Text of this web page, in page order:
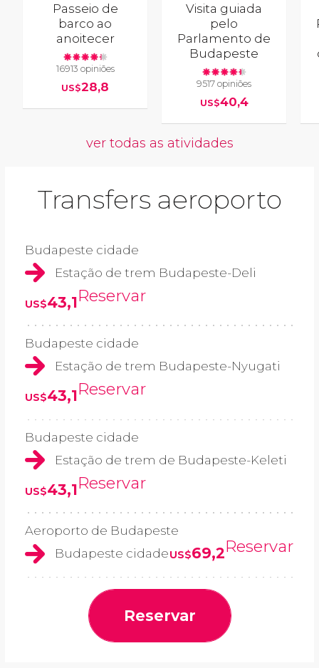
Passeio de
barco ao
anoitecer
16913 opiniões
US$28,8
Visita guiada
pelo
Parlamento de
Budapeste
9517 opiniões
US$40,4
ver todas as atividades
Transfers aeroporto
Budapeste cidade
Estação de trem Budapeste-Deli
US$43,1Reservar
Budapeste cidade
Estação de trem Budapeste-Nyugati
US$43,1Reservar
Budapeste cidade
Estação de trem de Budapeste-Keleti
US$43,1Reservar
Aeroporto de Budapeste
Budapeste cidadeUS$69,2Reservar
Reservar